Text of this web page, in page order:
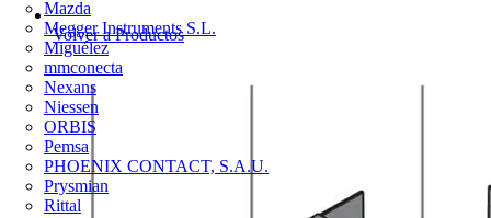
Mazda
Megger Instruments S.L.
Miguélez
mmconecta
Nexans
Niessen
ORBIS
Pemsa
PHOENIX CONTACT, S.A.U.
Prysmian
Rittal
Volver a Productos